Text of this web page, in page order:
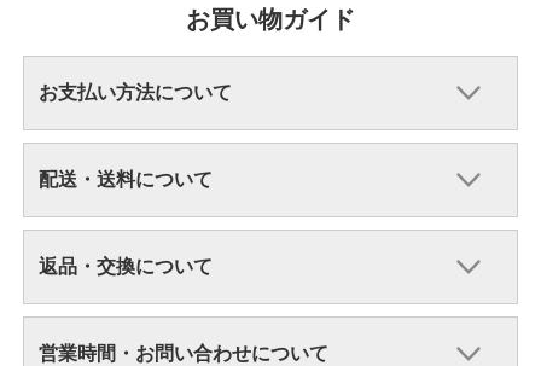
お買い物ガイド
お支払い方法について
配送・送料について
返品・交換について
営業時間・お問い合わせについて